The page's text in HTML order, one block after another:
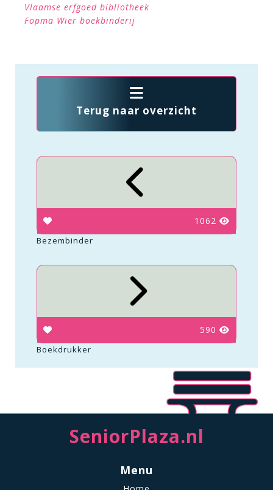
Vlaamse erfgoed bibliotheek
Fopma Wier boekbinderij
Terug naar overzicht
1062
Bezembinder
590
Boekdrukker
SeniorPlaza.nl
Menu